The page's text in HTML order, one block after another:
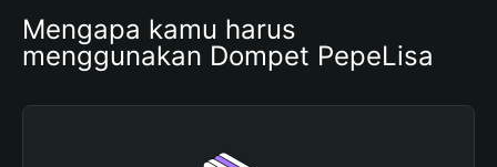
Mengapa kamu harus
menggunakan Dompet PepeLisa